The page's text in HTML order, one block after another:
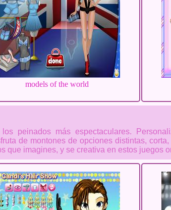
models of the world
peinados más espectaculares.
de montones de opciones distintas,
que imagines, y se creativa en estos juegos